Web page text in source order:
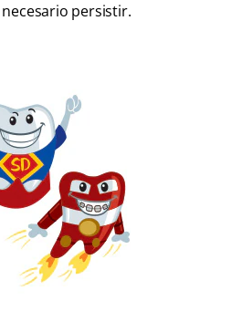
persistir.